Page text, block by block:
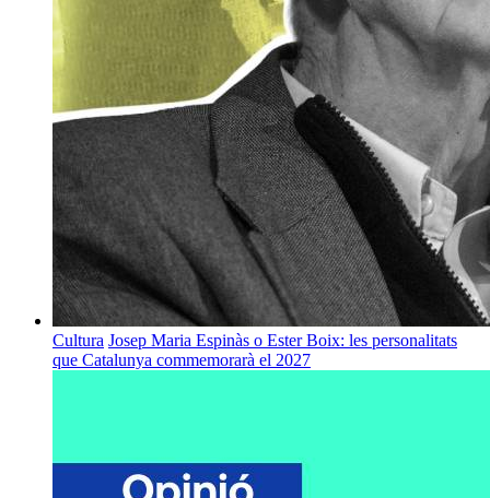
Cultura Josep Maria Espinàs o Ester Boix: les personalitats
que Catalunya commemorarà el 2027